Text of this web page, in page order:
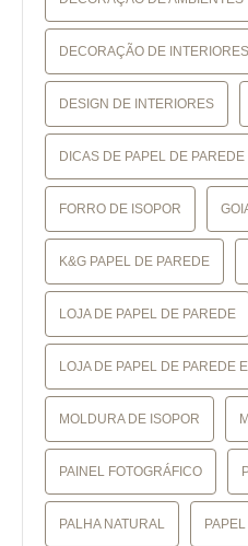
DECORAÇÃO DE INTERIORES
DESIGN DE INTERIORES
DICAS DE PAPEL DE PAREDE
FORRO DE ISOPOR
K&G PAPEL DE PAREDE
LOJA DE PAPEL DE PAREDE
LOJA DE PAPEL DE PAREDE
MOLDURA DE ISOPOR
PAINEL FOTOGRÁFICO
PALHA NATURAL